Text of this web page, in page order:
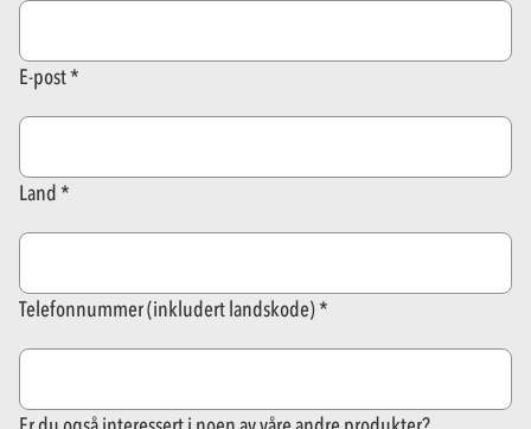
E-post
Land
Telefonnummer (inkludert landskode)